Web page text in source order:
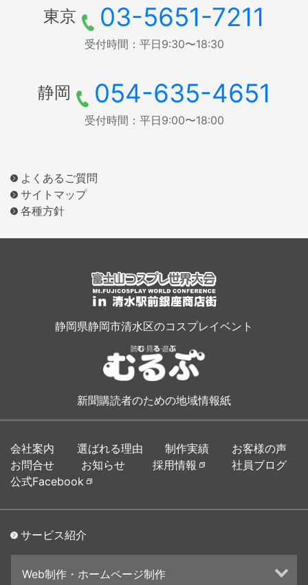
東京 03-5651-7211
受付時間：平日9:30〜18:30
静岡 054-635-4651
受付時間：平日9:00〜18:00
よくあるご質問
サイトマップ
各種方針
静岡県静岡市清水区のコスプレイベント
新聞購読者のための地域情報紙
会社案内 選ばれる理由 制作実績
お客様の声
お問合せ
お知らせ 採用情報
社員ブログ
公式Facebook
サービス紹介
Web制作・ホームページ制作